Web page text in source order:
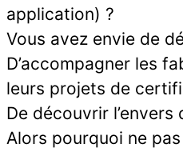
application) ?
Vous avez envie de
D’accompagner les
leurs projets de
De découvrir
Alors pourquoi ne